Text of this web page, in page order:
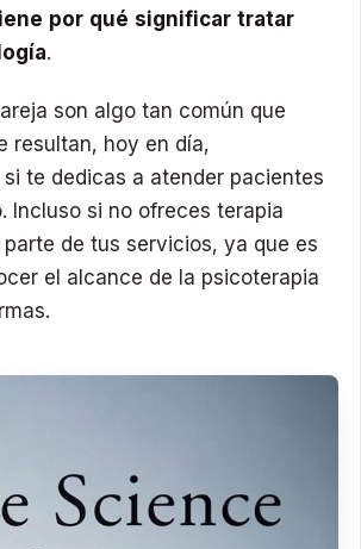
por qué significar tratar
.
son algo tan común que
resultan, hoy en día,
te dedicas a atender pacientes
Incluso si no ofreces terapia
de tus servicios, ya que es
el alcance de la psicoterapia